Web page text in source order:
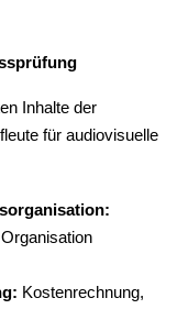
Inhalte der
für audiovisuelle
Kostenrechnung,